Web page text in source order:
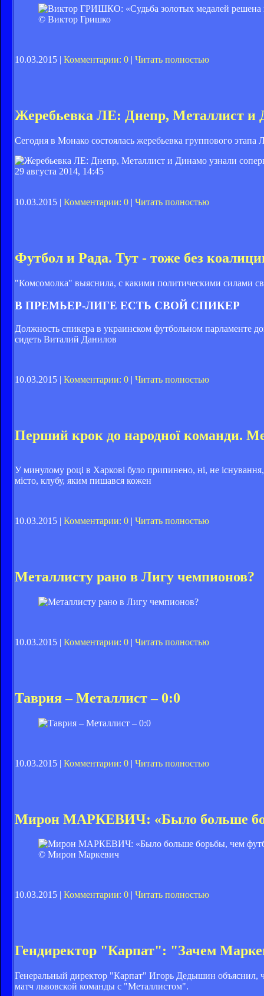
© Виктор Гришко
10.03.2015 | Комментарии: 0 | Читать полностью
Жеребьевка ЛЕ: Днепр, Металлист и
Сегодня в Монако состоялась жеребьевка группового
29 августа 2014, 14:45
10.03.2015 | Комментарии: 0 | Читать полностью
Футбол и Рада. Тут - тоже без
"Комсомолка" выяснила, с какими политическими силами
В ПРЕМЬЕР-ЛИГЕ ЕСТЬ СВОЙ СПИКЕР
Должность спикера в украинском футбольном парламенте
сидеть Виталий Данилов
10.03.2015 | Комментарии: 0 | Читать полностью
Перший крок до народної команди.
У минулому році в Харкові було припинено, ні, не
місто, клубу, яким пишався кожен
10.03.2015 | Комментарии: 0 | Читать полностью
Металлисту рано в Лигу чемпионов?
10.03.2015 | Комментарии: 0 | Читать полностью
Таврия – Металлист – 0:0
10.03.2015 | Комментарии: 0 | Читать полностью
Мирон МАРКЕВИЧ: «Было больше
© Мирон Маркевич
10.03.2015 | Комментарии: 0 | Читать полностью
Гендиректор "Карпат": "Зачем
Генеральный директор "Карпат" Игорь Дедышин объяснил,
матч львовской команды с "Металлистом".